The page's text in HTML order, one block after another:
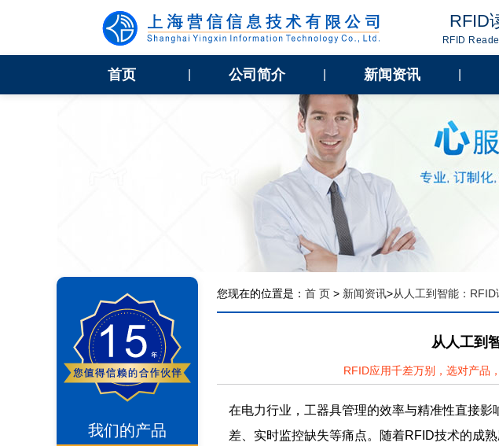
RFID
RFID
首页 公司简介 新闻资讯
我们的产品
您现在的位置是： 首 页 > 新闻资讯>从人工到智能：
从人工到
RFID应用千差万别，选对产品
在电力行业，工器具管理的效率与精准性直接
差、实时监控缺失等痛点。随着RFID技术的成